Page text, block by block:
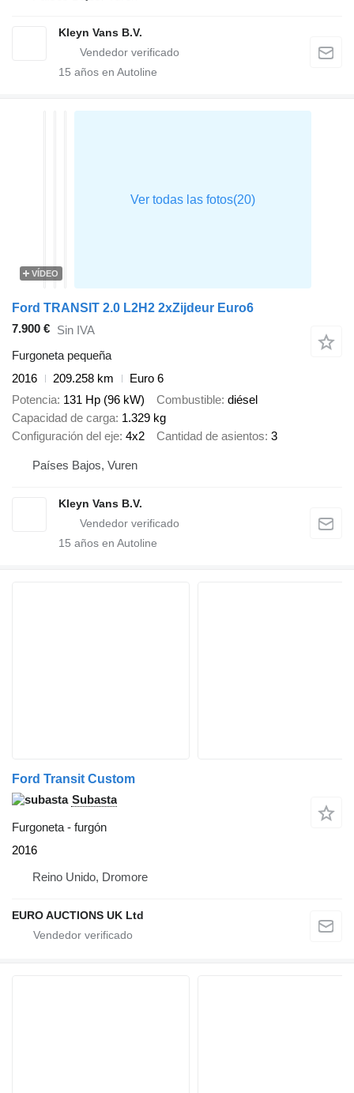
Kleyn Vans B.V.
15 años en Autoline
VÍDEO
Ford TRANSIT 2.0 L2H2 2xZijdeur Euro6
7.900 € Sin IVA
Furgoneta pequeña
2016
209.258 km
Euro 6
Potencia 131 Hp (96 kW) Combustible diésel
Capacidad de carga 1.329 kg
Configuración del eje 4x2 Cantidad de asientos 3
Países Bajos, Vuren
Kleyn Vans B.V.
15 años en Autoline
Ford Transit Custom
Subasta
Furgoneta - furgón
2016
Reino Unido, Dromore
EURO AUCTIONS UK Ltd